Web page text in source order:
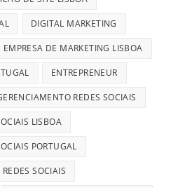
DIGITAL MARKETING
EMPRESA DE MARKETING LISBOA
ENTREPRENEUR
REDES SOCIAIS
LISBOA
PORTUGAL
SOCIAIS